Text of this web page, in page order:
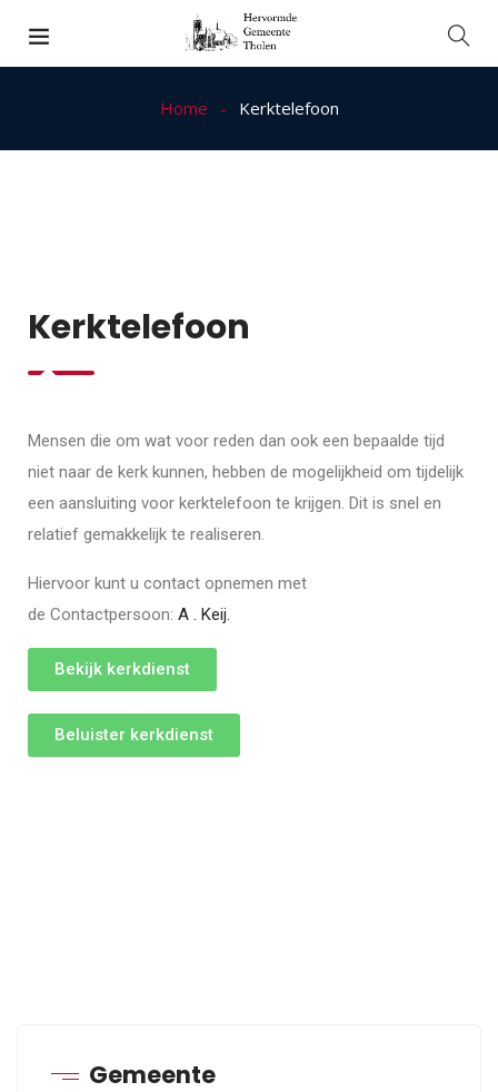
Home Kerktelefoon
Kerktelefoon
Mensen die om wat voor reden dan ook een bepaalde tijd
niet naar de kerk kunnen, hebben de mogelijkheid om tijdelijk
een aansluiting voor kerktelefoon te krijgen. Dit is snel en
relatief gemakkelijk te realiseren.
Hiervoor kunt u contact opnemen met
de Contactpersoon: A . Keij.
Bekijk kerkdienst
Beluister kerkdienst
Gemeente